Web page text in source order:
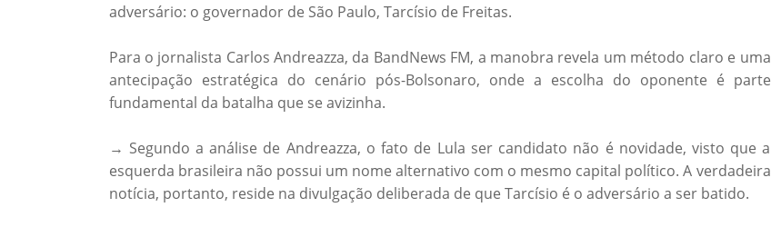
adversário: o governador de São Paulo, Tarcísio de Freitas.
Para o jornalista Carlos Andreazza, da BandNews FM, a manobra revela um método claro e uma
antecipação estratégica do cenário pós-Bolsonaro, onde a escolha do oponente é parte
fundamental da batalha que se avizinha.
→ Segundo a análise de Andreazza, o fato de Lula ser candidato não é novidade, visto que a
esquerda brasileira não possui um nome alternativo com o mesmo capital político. A verdadeira
notícia, portanto, reside na divulgação deliberada de que Tarcísio é o adversário a ser batido.